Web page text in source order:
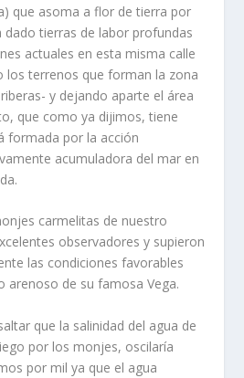
que asoma a flor de tierra por
dado tierras de labor profundas
actuales en esta misma calle
los terrenos que forman la zona
y dejando aparte el área
que como ya dijimos, tiene
formada por la acción
acumuladora del mar en
carmelitas de nuestro
observadores y supieron
las condiciones favorables
arenoso de su famosa Vega.
que la salinidad del agua de
por los monjes, oscilaría
por mil ya que el agua